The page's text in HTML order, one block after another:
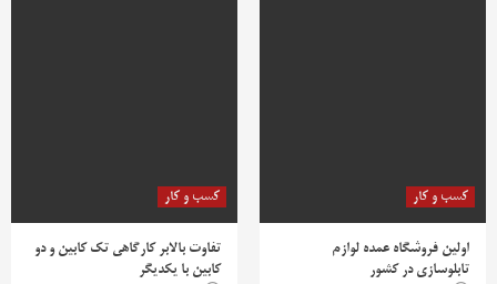
کسب و کار
اولین فروشگاه عمده لوازم
تابلوسازی در کشور
کسب و کار
تفاوت بالابر کارگاهی تک کابین و دو
کابین با یکدیگر